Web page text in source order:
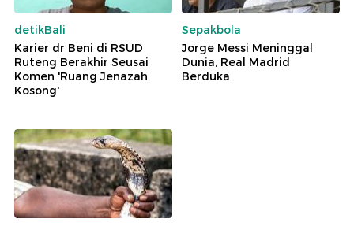
detikBali
Karier dr Beni di RSUD
Ruteng Berakhir Seusai
Komen 'Ruang Jenazah
Kosong'
Sepakbola
Jorge Messi Meninggal
Dunia, Real Madrid
Berduka